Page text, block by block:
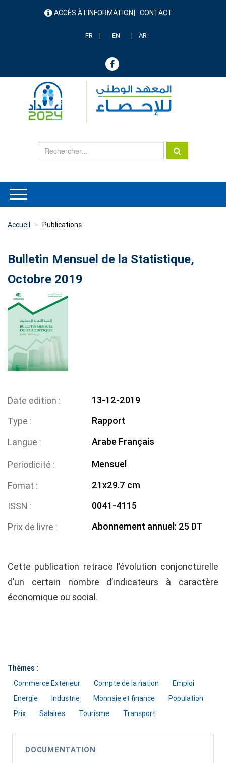
menu ACCÈS À L'INFORMATION CONTACT
FR EN AR
Accueil Publications
Bulletin Mensuel de la Statistique,
Octobre 2019
Date edition
13-12-2019
Type
Rapport
Langue
Arabe Français
Periodicité
Mensuel
Fomat
21x29.7 cm
ISSN
0041-4115
Prix de livre
Abonnement annuel: 25 DT
Cette publication retrace l’évolution conjoncturelle
d’un certain nombre d’indicateurs à caractère
économique ou social.
Thèmes :
Commerce Exterieur
Compte de la nation
Emploi
Energie
Industrie Monnaie et finance
Population
Prix
Salaires Tourisme Transport
DOCUMENTATION